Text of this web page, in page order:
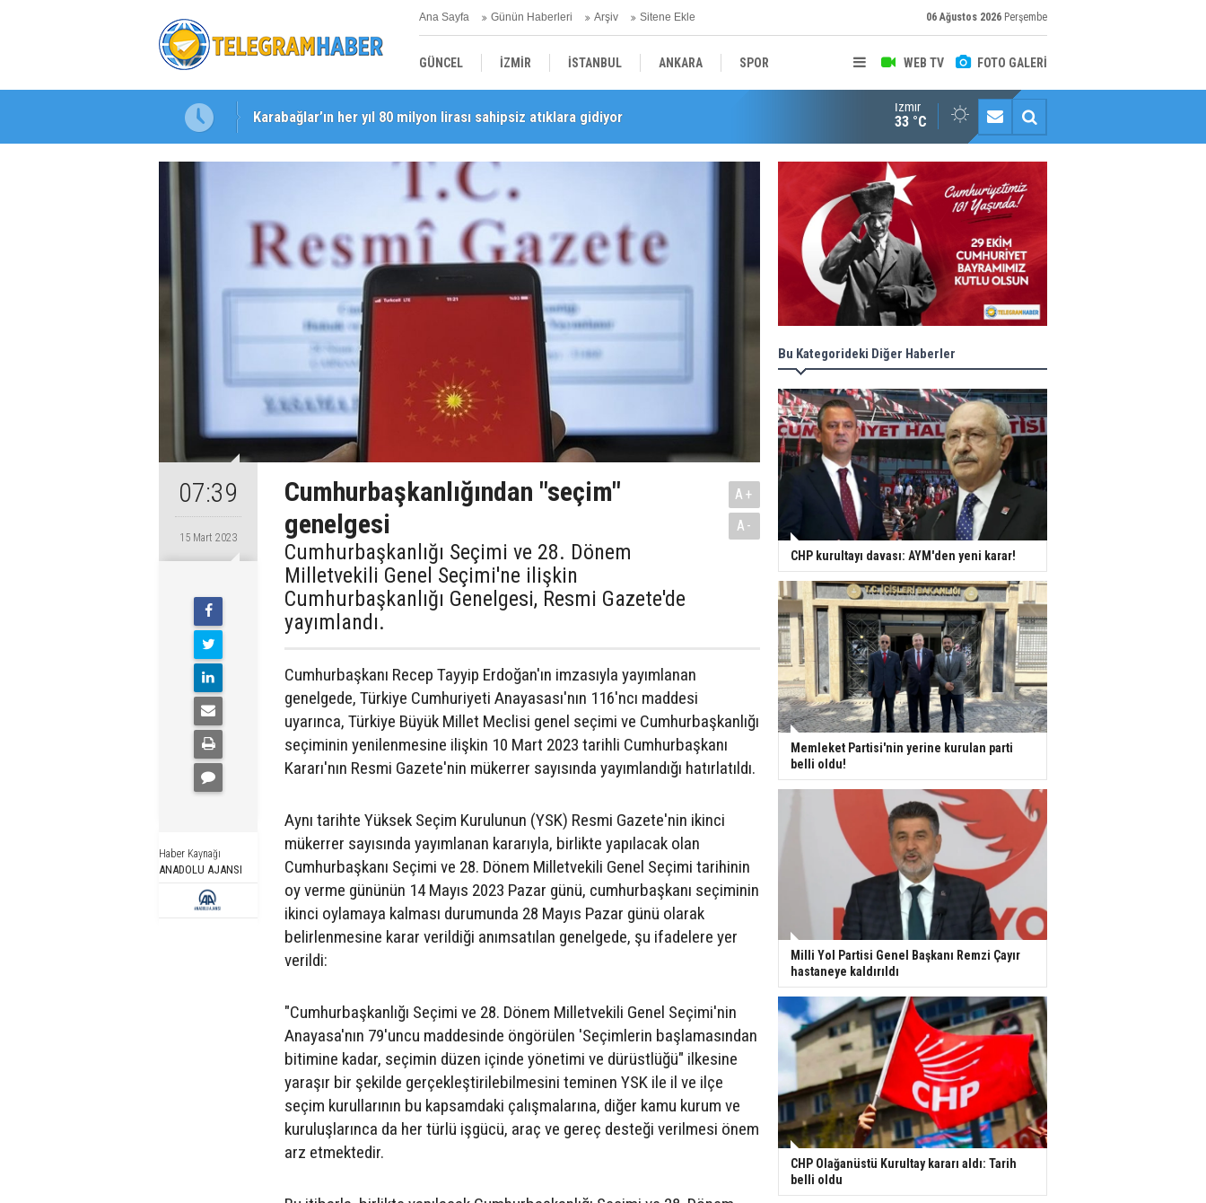
Ana Sayfa Günün Haberleri Arşiv Sitene Ekle 06 Ağustos 2026 Perşembe
WEB TV FOTO GALERİ
GÜNCEL İZMİR İSTANBUL ANKARA SPOR
YEREL SAĞLIK EKONOMİ
Karabağlar’ın her yıl 80 milyon lirası sahipsiz atıklara gidiyor
Başkan Eşki’den Çamdibi’nde esnaf turu
Halk istedi, ESHOT düzenledi
İzmir
33 °C
07:39
15 Mart 2023
Haber Kaynağı
ANADOLU AJANSI
Cumhurbaşkanlığından "seçim"
genelgesi
Cumhurbaşkanlığı Seçimi ve 28. Dönem
Milletvekili Genel Seçimi'ne ilişkin
Cumhurbaşkanlığı Genelgesi, Resmi Gazete'de
yayımlandı.
A+
A-
Cumhurbaşkanı Recep Tayyip Erdoğan'ın imzasıyla yayımlanan
genelgede, Türkiye Cumhuriyeti Anayasası'nın 116'ncı maddesi
uyarınca, Türkiye Büyük Millet Meclisi genel seçimi ve Cumhurbaşkanlığı
seçiminin yenilenmesine ilişkin 10 Mart 2023 tarihli Cumhurbaşkanı
Kararı'nın Resmi Gazete'nin mükerrer sayısında yayımlandığı hatırlatıldı.
Aynı tarihte Yüksek Seçim Kurulunun (YSK) Resmi Gazete'nin ikinci
mükerrer sayısında yayımlanan kararıyla, birlikte yapılacak olan
Cumhurbaşkanı Seçimi ve 28. Dönem Milletvekili Genel Seçimi tarihinin
oy verme gününün 14 Mayıs 2023 Pazar günü, cumhurbaşkanı seçiminin
ikinci oylamaya kalması durumunda 28 Mayıs Pazar günü olarak
belirlenmesine karar verildiği anımsatılan genelgede, şu ifadelere yer
verildi:
"Cumhurbaşkanlığı Seçimi ve 28. Dönem Milletvekili Genel Seçimi'nin
Anayasa'nın 79'uncu maddesinde öngörülen 'Seçimlerin başlamasından
bitimine kadar, seçimin düzen içinde yönetimi ve dürüstlüğü" ilkesine
yaraşır bir şekilde gerçekleştirilebilmesini teminen YSK ile il ve ilçe
seçim kurullarının bu kapsamdaki çalışmalarına, diğer kamu kurum ve
kuruluşlarınca da her türlü işgücü, araç ve gereç desteği verilmesi önem
arz etmektedir.
Bu Kategorideki Diğer Haberler
CHP kurultayı davası: AYM'den yeni karar!
Memleket Partisi'nin yerine kurulan parti
belli oldu!
Milli Yol Partisi Genel Başkanı Remzi Çayır
hastaneye kaldırıldı
CHP Olağanüstü Kurultay kararı aldı: Tarih
belli oldu